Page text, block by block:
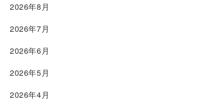
2026年8月
2026年7月
2026年6月
2026年5月
2026年4月